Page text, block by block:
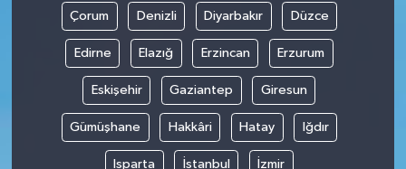
Çorum Denizli Diyarbakır Düzce
Edirne Elazığ Erzincan Erzurum
Eskişehir Gaziantep Giresun
Gümüşhane Hakkâri Hatay Iğdır
Isparta İstanbul İzmir